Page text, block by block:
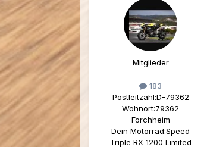
Mitglieder
183
Postleitzahl:D-79362
Wohnort:79362
Forchheim
Dein Motorrad:Speed
Triple RX 1200 Limited